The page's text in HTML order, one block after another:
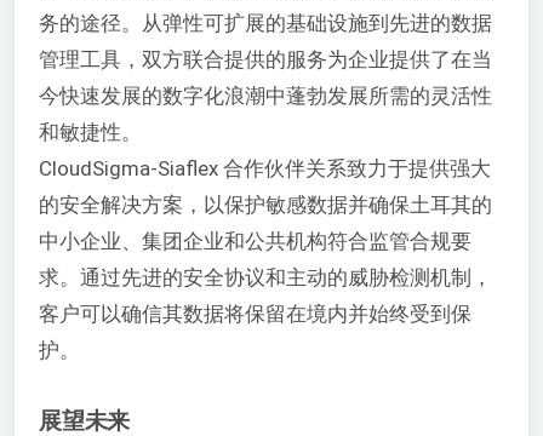
务的途径。从弹性可扩展的基础设施到先进的数据
管理工具，双方联合提供的服务为企业提供了在当
今快速发展的数字化浪潮中蓬勃发展所需的灵活性
和敏捷性。
CloudSigma-Siaflex 合作伙伴关系致力于提供强大
的安全解决方案，以保护敏感数据并确保土耳其的
中小企业、集团企业和公共机构符合监管合规要
求。通过先进的安全协议和主动的威胁检测机制，
客户可以确信其数据将保留在境内并始终受到保
护。
展望未来